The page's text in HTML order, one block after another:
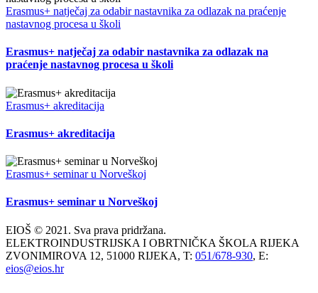
Erasmus+ natječaj za odabir nastavnika za odlazak na praćenje
nastavnog procesa u školi
Erasmus+ natječaj za odabir nastavnika za odlazak na
praćenje nastavnog procesa u školi
Erasmus+ akreditacija
Erasmus+ akreditacija
Erasmus+ seminar u Norveškoj
Erasmus+ seminar u Norveškoj
EIOŠ © 2021. Sva prava pridržana.
ELEKTROINDUSTRIJSKA I OBRTNIČKA ŠKOLA RIJEKA
ZVONIMIROVA 12, 51000 RIJEKA, T: 051/678-930, E:
eios@eios.hr